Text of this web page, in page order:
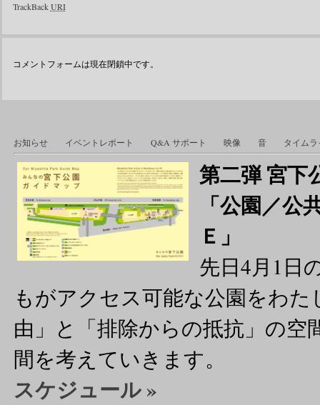
TrackBackURI
コメントフォームは現在閉鎖中です。
お知らせ イベントレポート Q&A サポート 映像 音 タイムラ
第二弾 宮下
「公園／公
Ｅ」
先日4月1日
もがアクセス可能な公園をわ
由」と「排除からの抵抗」の
間を考えていきます。
スケジュール »